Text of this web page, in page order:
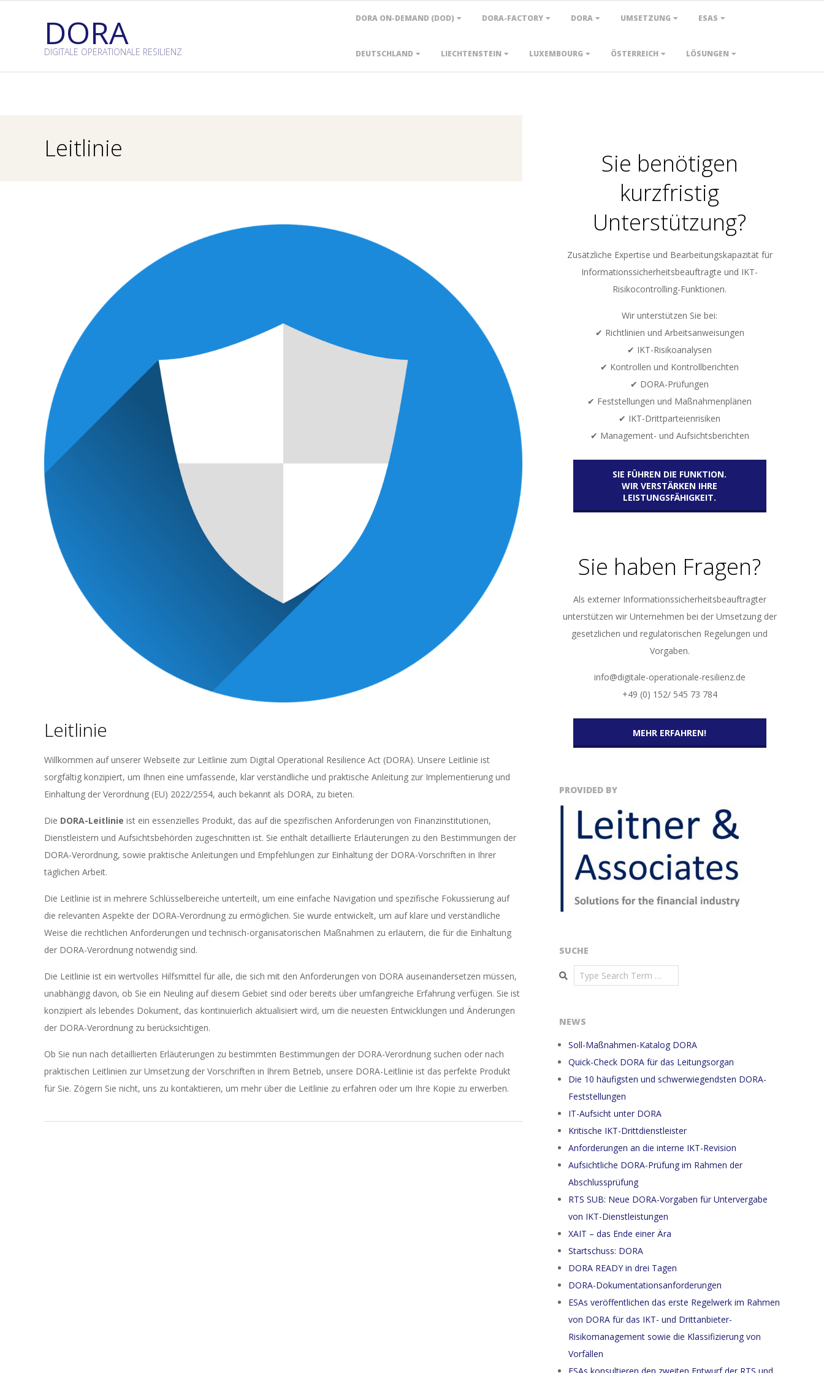
DORA
DIGITALE OPERATIONALE RESILIENZ
DORA ON-DEMAND (DOD) DORA-FACTORY DORA UMSETZUNG ESAS
DEUTSCHLAND LIECHTENSTEIN LUXEMBOURG ÖSTERREICH LÖSUNGEN
Leitlinie
Leitlinie
Willkommen auf unserer Webseite zur Leitlinie zum Digital Operational Resilience Act (DORA). Unsere Leitlinie ist
sorgfältig konzipiert, um Ihnen eine umfassende, klar verständliche und praktische Anleitung zur Implementierung und
Einhaltung der Verordnung (EU) 2022/2554, auch bekannt als DORA, zu bieten.
Die DORA-Leitlinie ist ein essenzielles Produkt, das auf die spezifischen Anforderungen von Finanzinstitutionen,
Dienstleistern und Aufsichtsbehörden zugeschnitten ist. Sie enthält detaillierte Erläuterungen zu den Bestimmungen der
DORA-Verordnung, sowie praktische Anleitungen und Empfehlungen zur Einhaltung der DORA-Vorschriften in Ihrer
täglichen Arbeit.
Die Leitlinie ist in mehrere Schlüsselbereiche unterteilt, um eine einfache Navigation und spezifische Fokussierung auf
die relevanten Aspekte der DORA-Verordnung zu ermöglichen. Sie wurde entwickelt, um auf klare und verständliche
Weise die rechtlichen Anforderungen und technisch-organisatorischen Maßnahmen zu erläutern, die für die Einhaltung
der DORA-Verordnung notwendig sind.
Die Leitlinie ist ein wertvolles Hilfsmittel für alle, die sich mit den Anforderungen von DORA auseinandersetzen müssen,
unabhängig davon, ob Sie ein Neuling auf diesem Gebiet sind oder bereits über umfangreiche Erfahrung verfügen. Sie ist
konzipiert als lebendes Dokument, das kontinuierlich aktualisiert wird, um die neuesten Entwicklungen und Änderungen
der DORA-Verordnung zu berücksichtigen.
Ob Sie nun nach detaillierten Erläuterungen zu bestimmten Bestimmungen der DORA-Verordnung suchen oder nach
praktischen Leitlinien zur Umsetzung der Vorschriften in Ihrem Betrieb, unsere DORA-Leitlinie ist das perfekte Produkt
für Sie. Zögern Sie nicht, uns zu kontaktieren, um mehr über die Leitlinie zu erfahren oder um Ihre Kopie zu erwerben.
Sie benötigen
kurzfristig
Unterstützung?
Zusätzliche Expertise und Bearbeitungskapazität für
Informationssicherheitsbeauftragte und IKT-
Risikocontrolling-Funktionen.
Wir unterstützen Sie bei:
✔ Richtlinien und Arbeitsanweisungen
✔ IKT-Risikoanalysen
✔ Kontrollen und Kontrollberichten
✔ DORA-Prüfungen
✔ Feststellungen und Maßnahmenplänen
✔ IKT-Drittparteienrisiken
✔ Management- und Aufsichtsberichten
SIE FÜHREN DIE FUNKTION.
WIR VERSTÄRKEN IHRE
LEISTUNGSFÄHIGKEIT.
Sie haben Fragen?
Als externer Informationssicherheitsbeauftragter
unterstützen wir Unternehmen bei der Umsetzung der
gesetzlichen und regulatorischen Regelungen und
Vorgaben.
info@digitale-operationale-resilienz.de
+49 (0) 152/ 545 73 784
MEHR ERFAHREN!
PROVIDED BY
SUCHE
Search
NEWS
Soll-Maßnahmen-Katalog DORA
Quick-Check DORA für das Leitungsorgan
Die 10 häufigsten und schwerwiegendsten DORA-
Feststellungen
IT-Aufsicht unter DORA
Kritische IKT-Drittdienstleister
Anforderungen an die interne IKT-Revision
Aufsichtliche DORA-Prüfung im Rahmen der
Abschlussprüfung
RTS SUB: Neue DORA-Vorgaben für Untervergabe
von IKT-Dienstleistungen
XAIT – das Ende einer Ära
Startschuss: DORA
DORA READY in drei Tagen
DORA-Dokumentationsanforderungen
ESAs veröffentlichen das erste Regelwerk im Rahmen
von DORA für das IKT- und Drittanbieter-
Risikomanagement sowie die Klassifizierung von
Vorfällen